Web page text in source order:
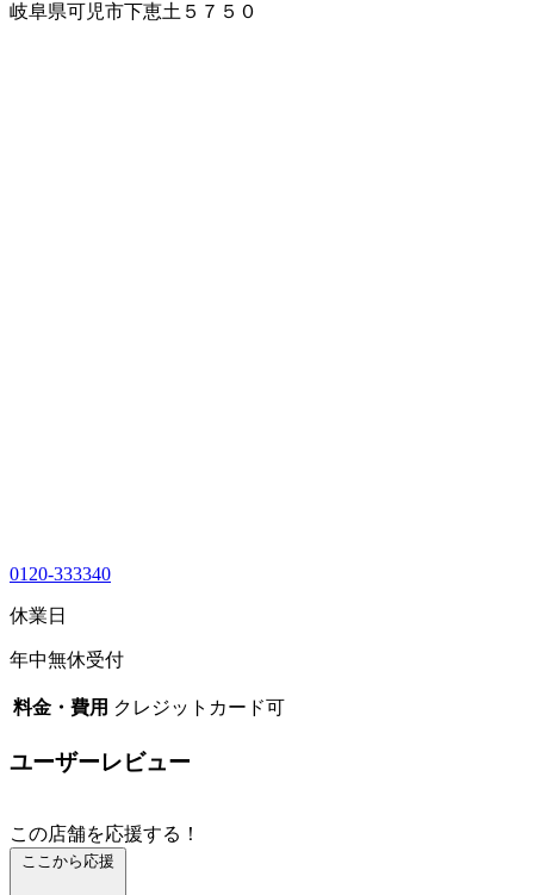
岐阜県可児市下恵土５７５０
0120-333340
休業日
年中無休受付
料金・費用 クレジットカード可
ユーザーレビュー
この店舗を応援する！
ここから応援